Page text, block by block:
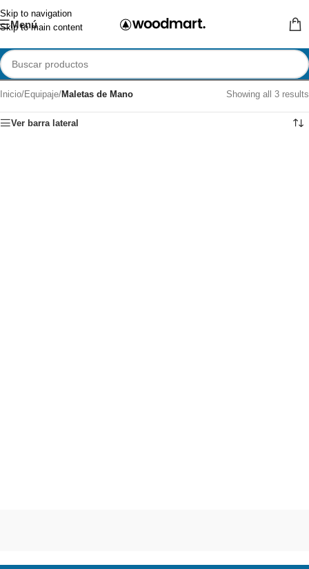
Skip to navigation
Skip to main content
Menú
Inicio/Equipaje/Maletas de Mano Showing all 3 results
Ver barra lateral